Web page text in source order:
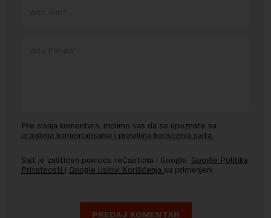
Pre slanja komentara, molimo vas da se upoznate sa
pravilima komentarisanja i pravilima korišćenja sajta.
Sajt je zaštićen pomocu reCaptcha i Google. Google Politika
Privatnosti i Google Uslovi Korišćenja su primenjeni.